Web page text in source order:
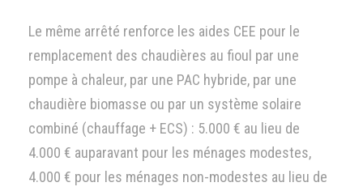
Le même arrêté renforce les aides CEE pour le
remplacement des chaudières au fioul par une
pompe à chaleur, par une PAC hybride, par une
chaudière biomasse ou par un système solaire
combiné (chauffage + ECS) : 5.000 € au lieu de
4.000 € auparavant pour les ménages modestes,
4.000 € pour les ménages non-modestes au lieu de